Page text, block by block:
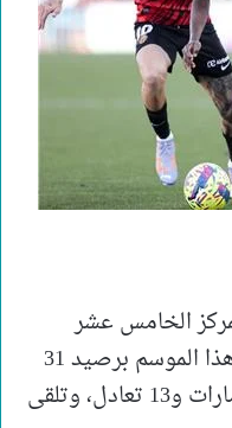
الخامس عشر
بجدول ترتيب الدوري الإسباني هذا الموسم برصيد 31
نقطة من 30 مباراة، بواقع 6 انتصارات و13 تعادل، وتلقى